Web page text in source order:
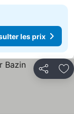
les prix
Partager